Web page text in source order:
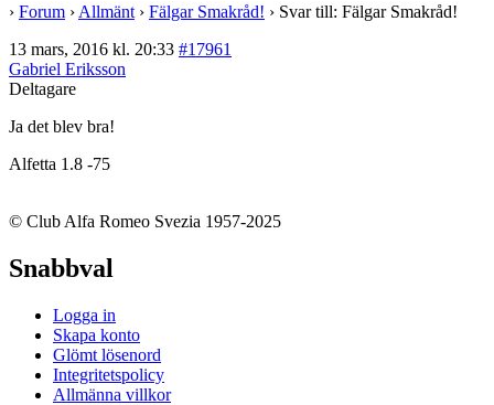
› Forum › Allmänt › Fälgar Smakråd! › Svar till: Fälgar Smakråd!
13 mars, 2016 kl. 20:33 #17961
Gabriel Eriksson
Deltagare
Ja det blev bra!
Alfetta 1.8 -75
© Club Alfa Romeo Svezia 1957-2025
Snabbval
Logga in
Skapa konto
Glömt lösenord
Integritetspolicy
Allmänna villkor